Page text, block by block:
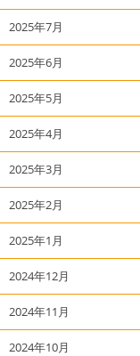
2025年7月
2025年6月
2025年5月
2025年4月
2025年3月
2025年2月
2025年1月
2024年12月
2024年11月
2024年10月